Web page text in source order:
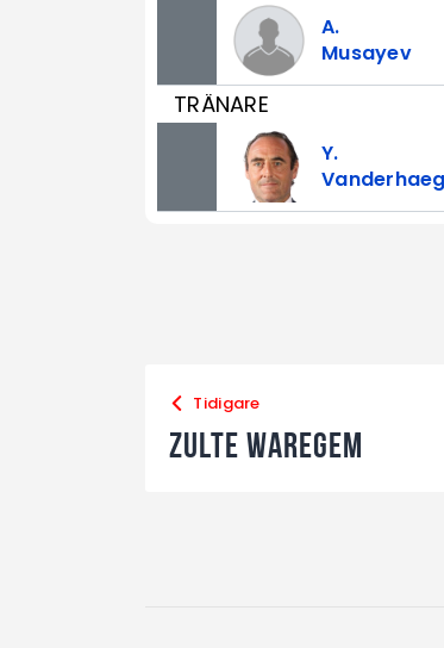
A.
Musayev
TRÄNARE
Y.
Tidigare
Zulte Waregem